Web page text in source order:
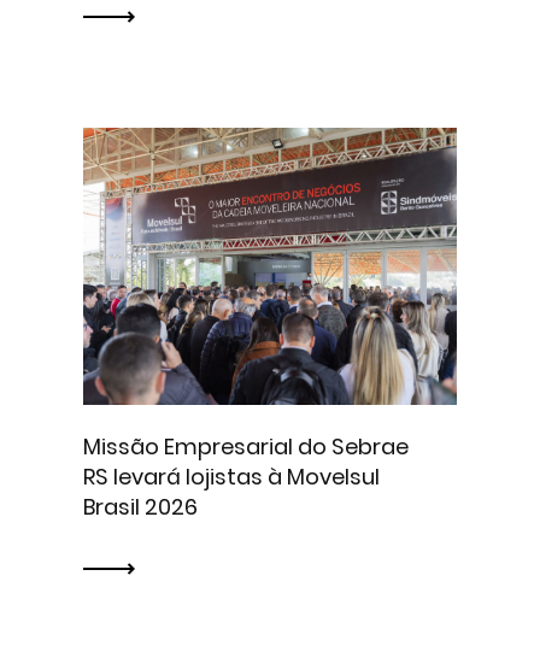
Missão Empresarial do Sebrae
RS levará lojistas à Movelsul
Brasil 2026